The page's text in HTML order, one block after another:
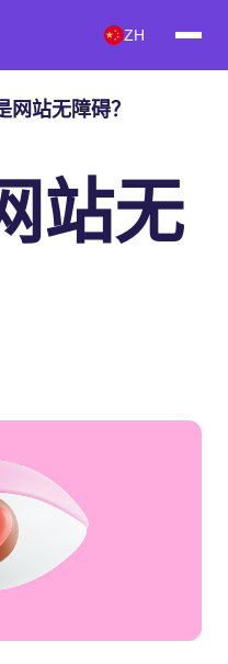
ZH
网站无障碍？
站无